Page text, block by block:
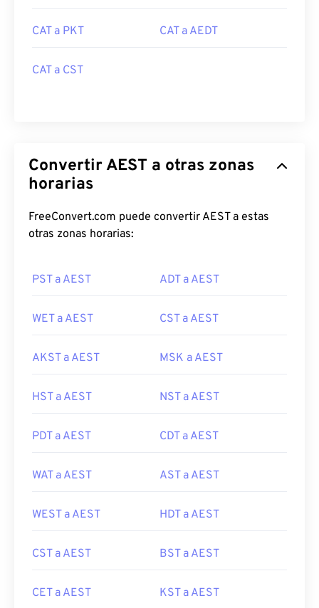
CAT a PKT CAT a AEDT
CAT a CST
Convertir AEST a otras zonas
horarias
FreeConvert.com puede convertir AEST a estas
otras zonas horarias:
PST a AEST ADT a AEST
WET a AEST CST a AEST
AKST a AEST MSK a AEST
HST a AEST NST a AEST
PDT a AEST CDT a AEST
WAT a AEST AST a AEST
WEST a AEST HDT a AEST
CST a AEST BST a AEST
CET a AEST KST a AEST